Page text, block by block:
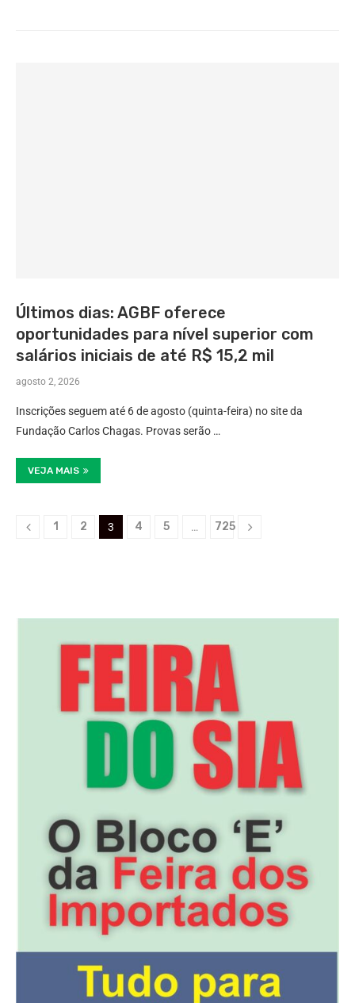
Últimos dias: AGBF oferece
oportunidades para nível superior com
salários iniciais de até R$ 15,2 mil
agosto 2, 2026
Inscrições seguem até 6 de agosto (quinta-feira) no site da
Fundação Carlos Chagas. Provas serão …
VEJA MAIS
1 2 3 4 5 … 725